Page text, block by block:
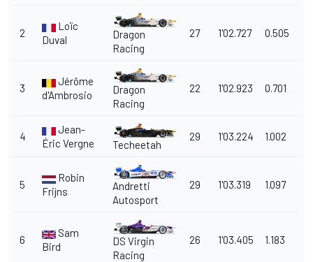
2
Loïc
Duval
Dragon
Racing
27 1'02.727 0.505
3
Jérôme
d'Ambrosio
Dragon
Racing
22 1'02.923 0.701
4
Jean-
Éric Vergne
Techeetah
29 1'03.224 1.002
5
Robin
Frijns
Andretti
Autosport
29 1'03.319 1.097
6
Sam
Bird
DS Virgin
Racing
26 1'03.405 1.183